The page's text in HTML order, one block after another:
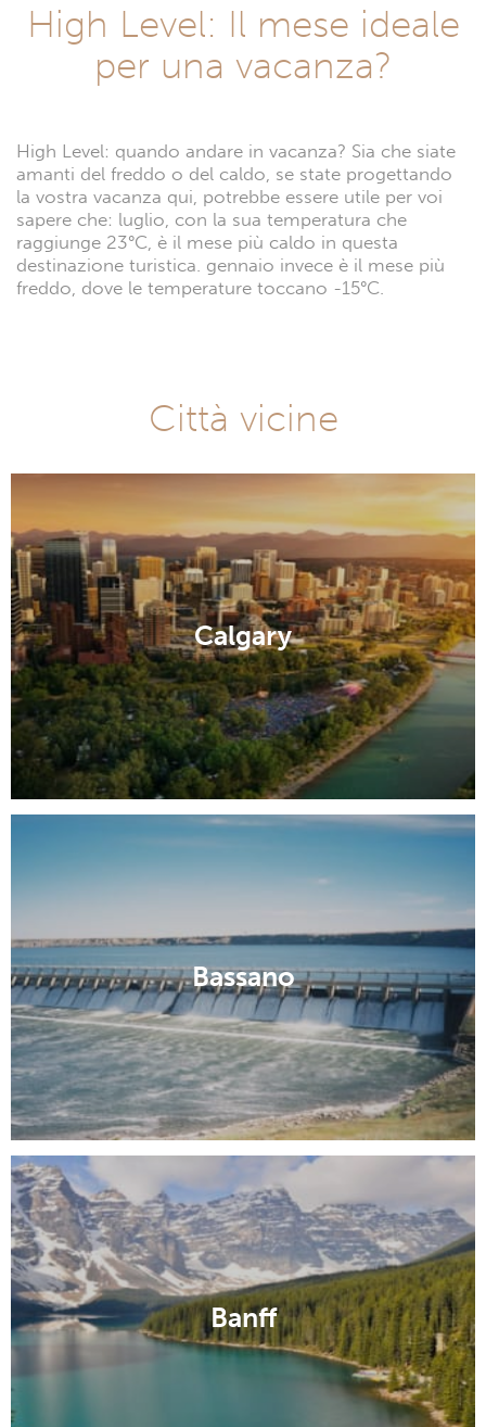
High Level: Il mese ideale
per una vacanza?
High Level: quando andare in vacanza? Sia che siate
amanti del freddo o del caldo, se state progettando
la vostra vacanza qui, potrebbe essere utile per voi
sapere che: luglio, con la sua temperatura che
raggiunge 23°C, è il mese più caldo in questa
destinazione turistica. gennaio invece è il mese più
freddo, dove le temperature toccano -15°C.
Città vicine
Calgary
Bassano
Banff